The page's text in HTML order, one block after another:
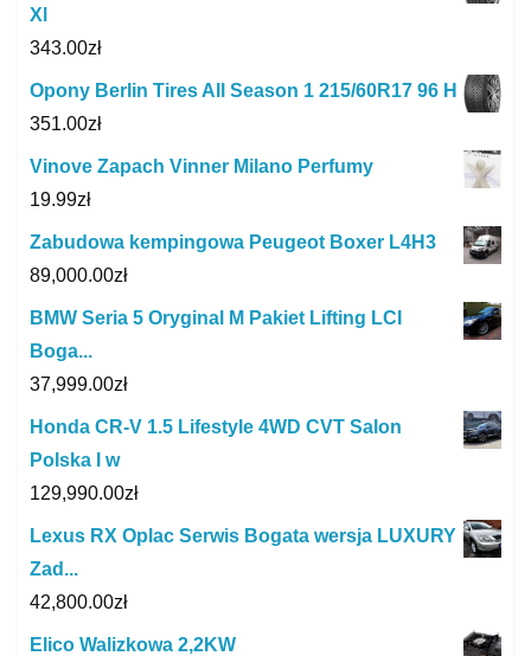
Xl
343.00zł
Opony Berlin Tires All Season 1 215/60R17 96 H
351.00zł
Vinove Zapach Vinner Milano Perfumy
19.99zł
Zabudowa kempingowa Peugeot Boxer L4H3
89,000.00zł
BMW Seria 5 Oryginal M Pakiet Lifting LCI
Boga...
37,999.00zł
Honda CR-V 1.5 Lifestyle 4WD CVT Salon
Polska I w
129,990.00zł
Lexus RX Oplac Serwis Bogata wersja LUXURY
Zad...
42,800.00zł
Elico Walizkowa 2,2KW